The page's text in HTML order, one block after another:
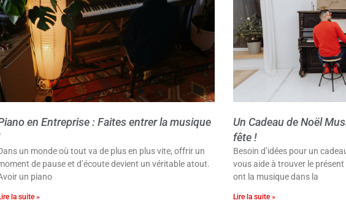
en Entreprise : Faites entrer la musique
un monde où tout va de plus en plus vite, offrir un
de pause et d’écoute devient un véritable atout.
un piano
la suite »
Un Cadeau de Noël
fête !
Besoin d’idées pour un
vous aide à trouver le
ont la musique dans la
Lire la suite »